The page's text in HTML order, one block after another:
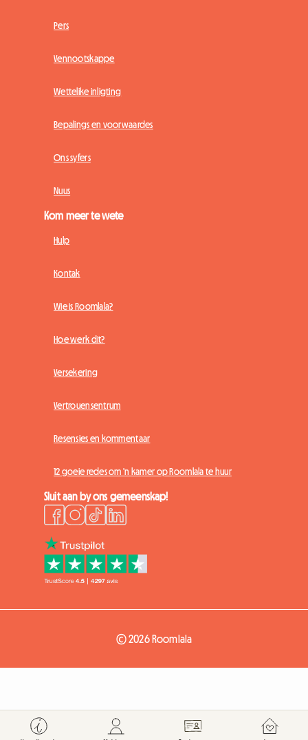
Pers
Vennootskappe
Wettelike inligting
Bepalings en voorwaardes
Ons syfers
Nuus
Kom meer te wete
Hulp
Kontak
Wie is Roomlala?
Hoe werk dit?
Versekering
Vertrouensentrum
Resensies en kommentaar
12 goeie redes om 'n kamer op Roomlala te huur
Sluit aan by ons gemeenskap!
© 2026 Roomlala